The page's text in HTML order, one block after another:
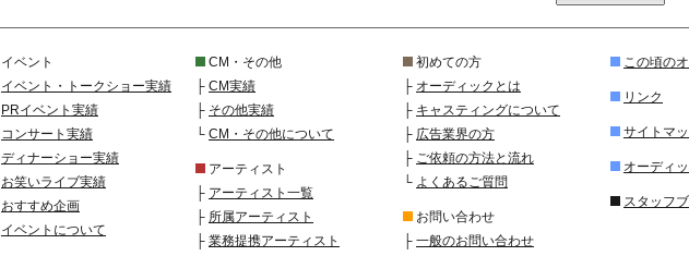
イベント
イベント・トークショー実績
PRイベント実績
コンサート実績
ディナーショー実績
お笑いライブ実績
おすすめ企画
イベントについて
CM・その他
├ CM実績
├ その他実績
└ CM・その他について
アーティスト
├ アーティスト一覧
├ 所属アーティスト
├ 業務提携アーティスト
初めての方
├ オーディックとは
├ キャスティングについて
├ 広告業界の方
├ ご依頼の方法と流れ
└ よくあるご質問
お問い合わせ
├ 一般のお問い合わせ
この頃の
リンク
サイトマ
オーディ
スタッフブ